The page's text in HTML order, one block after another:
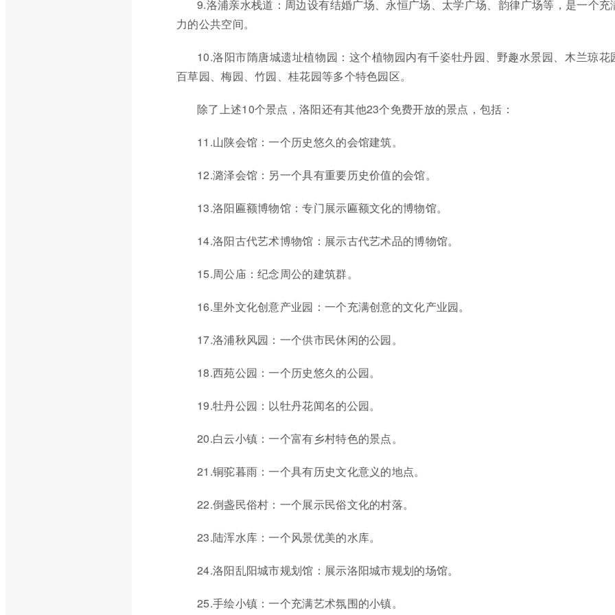
9.洛浦亲水栈道：周边设有结婚广场、永恒广场、太学广场、韵律广场等，是一个充
力的公共空间。
10.洛阳市隋唐城遗址植物园：这个植物园内有千姿牡丹园、野趣水景园、木兰琼花
百草园、梅园、竹园、桂花园等多个特色园区。
除了上述10个景点，洛阳还有其他23个免费开放的景点，包括：
11.山陕会馆：一个历史悠久的会馆建筑。
12.潞泽会馆：另一个具有重要历史价值的会馆。
13.洛阳匾额博物馆：专门展示匾额文化的博物馆。
14.洛阳古代艺术博物馆：展示古代艺术品的博物馆。
15.周公庙：纪念周公的建筑群。
16.里外文化创意产业园：一个充满创意的文化产业园。
17.洛浦秋风园：一个供市民休闲的公园。
18.西苑公园：一个历史悠久的公园。
19.牡丹公园：以牡丹花闻名的公园。
20.白云小镇：一个富有乡村特色的景点。
21.铜驼暮雨：一个具有历史文化意义的地点。
22.倒盏民俗村：一个展示民俗文化的村落。
23.陆浑水库：一个风景优美的水库。
24.洛阳乱阳城市规划馆：展示洛阳城市规划的场馆。
25.手绘小镇：一个充满艺术氛围的小镇。